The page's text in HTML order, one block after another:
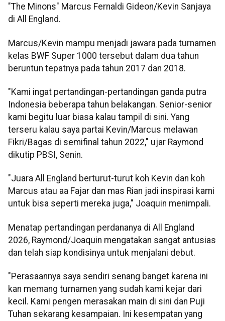
"The Minons" Marcus Fernaldi Gideon/Kevin Sanjaya
di All England.
Marcus/Kevin mampu menjadi jawara pada turnamen
kelas BWF Super 1000 tersebut dalam dua tahun
beruntun tepatnya pada tahun 2017 dan 2018.
"Kami ingat pertandingan-pertandingan ganda putra
Indonesia beberapa tahun belakangan. Senior-senior
kami begitu luar biasa kalau tampil di sini. Yang
terseru kalau saya partai Kevin/Marcus melawan
Fikri/Bagas di semifinal tahun 2022," ujar Raymond
dikutip PBSI, Senin.
"Juara All England berturut-turut koh Kevin dan koh
Marcus atau aa Fajar dan mas Rian jadi inspirasi kami
untuk bisa seperti mereka juga," Joaquin menimpali.
Menatap pertandingan perdananya di All England
2026, Raymond/Joaquin mengatakan sangat antusias
dan telah siap kondisinya untuk menjalani debut.
"Perasaannya saya sendiri senang banget karena ini
kan memang turnamen yang sudah kami kejar dari
kecil. Kami pengen merasakan main di sini dan Puji
Tuhan sekarang kesampaian. Ini kesempatan yang